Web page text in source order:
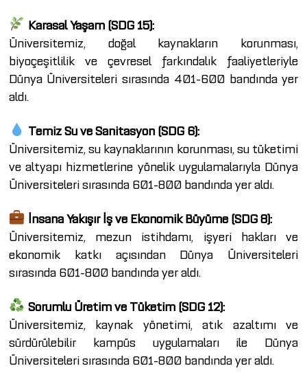
Karasal Yaşam (SDG 15):
Üniversitemiz, doğal kaynakların korunması,
biyoçeşitlilik ve çevresel farkındalık faaliyetleriyle
Dünya Üniversiteleri sırasında 401-600 bandında yer
aldı.
Temiz Su ve Sanitasyon (SDG 6):
Üniversitemiz, su kaynaklarının korunması, su tüketimi
ve altyapı hizmetlerine yönelik uygulamalarıyla Dünya
Üniversiteleri sırasında 601-800 bandında yer aldı.
İnsana Yakışır İş ve Ekonomik Büyüme (SDG 8):
Üniversitemiz, mezun istihdamı, işyeri hakları ve
ekonomik katkı açısından Dünya Üniversiteleri
sırasında 601-800 bandında yer aldı.
Sorumlu Üretim ve Tüketim (SDG 12):
Üniversitemiz, kaynak yönetimi, atık azaltımı ve
sürdürülebilir kampüs uygulamaları ile Dünya
Üniversiteleri sırasında 601-800 bandında yer aldı.